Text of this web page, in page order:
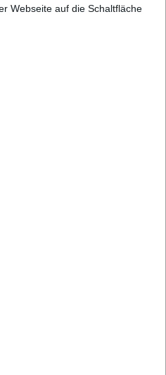
Webseite auf die Schaltfläche